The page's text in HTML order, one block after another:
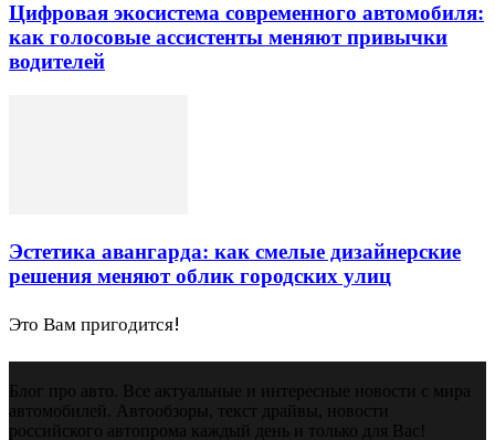
Цифровая экосистема современного автомобиля:
как голосовые ассистенты меняют привычки
водителей
Эстетика авангарда: как смелые дизайнерские
решения меняют облик городских улиц
Это Вам пригодится!
Блог про авто. Все актуальные и интересные новости с мира
автомобилей. Автообзоры, текст драйвы, новости
российского автопрома каждый день и только для Вас!